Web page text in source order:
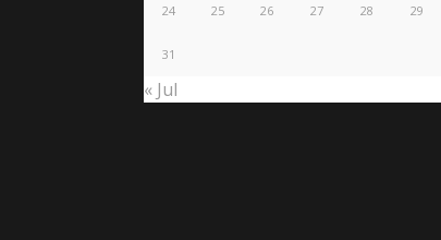
24 25 26 27 28 29
31
« Jul